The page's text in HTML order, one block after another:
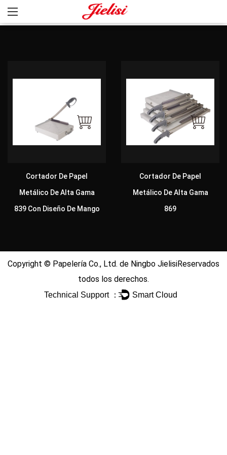
Cortador De Papel
Metálico De Alta Gama
839 Con Diseño De Mango
Cortador De Papel
Metálico De Alta Gama
869
Copyright © Papelería Co., Ltd. de Ningbo JielisiReservados
todos los derechos.
Technical Support ： Smart Cloud